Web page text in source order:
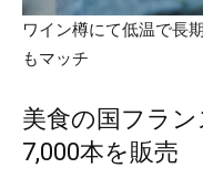
ワイン樽にて低温で長
もマッチ
美食の国フラ
7,000本を販売